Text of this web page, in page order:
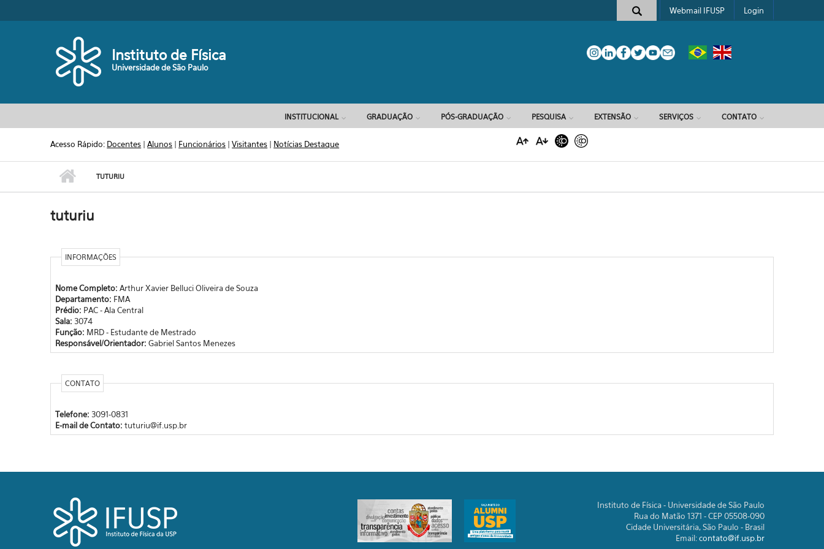
Formulário de busca
Webmail IFUSP Login
Instituto de Física
Universidade de São Paulo
INSTITUCIONAL GRADUAÇÃO PÓS-GRADUAÇÃO PESQUISA EXTENSÃO SERVIÇOS CONTATO
Acesso Rápido: Docentes |Alunos | Funcionários |Visitantes | Notícias Destaque
TUTURIU
tuturiu
INFORMAÇÕES
Nome Completo: Arthur Xavier Belluci Oliveira de Souza
Departamento: FMA
Prédio: PAC - Ala Central
Sala: 3074
Função: MRD - Estudante de Mestrado
Responsável/Orientador: Gabriel Santos Menezes
CONTATO
Telefone: 3091-0831
E-mail de Contato: tuturiu@if.usp.br
Instituto de Física - Universidade de São Paulo
Rua do Matão 1371 - CEP 05508-090
Cidade Universitária, São Paulo - Brasil
Email:contato@if.usp.br